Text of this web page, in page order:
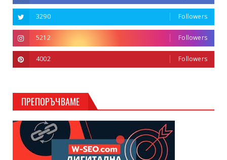
3290 Followers
5212 Followers
4002 Followers
ПРЕПОРЪЧВАМЕ